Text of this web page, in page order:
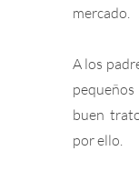
mercado.
A los
buen
por ello.